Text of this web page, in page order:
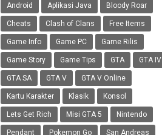
Android Aplikasi Java Bloody Roar
Cheats Clash of Clans Free Items
Game Info Game PC Game Rilis
Game Story Game Tips GTA GTA IV
GTA SA GTA V GTA V Online
Kartu Karakter Klasik Konsol
Lets Get Rich Misi GTA 5 Nintendo
Pendant Pokemon Go San Andreas